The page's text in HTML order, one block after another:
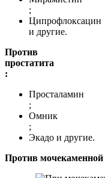
;
Ципрофлоксацин
и другие.
Против
простатита
:
Просталамин
;
Омник
;
Экадо и другие.
Против мочекаменной